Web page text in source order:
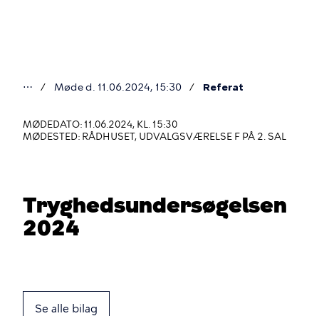
er
her
⋯ Møde d. 11.06.2024, 15:30 Referat
MØDEDATO: 11.06.2024, KL. 15:30
MØDESTED: RÅDHUSET, UDVALGSVÆRELSE F PÅ 2. SAL
Tryghedsundersøgelsen
2024
Se alle bilag